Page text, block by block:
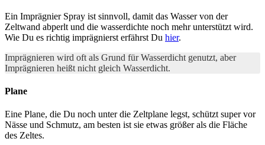
Ein Imprägnier Spray ist sinnvoll, damit das Wasser von der
Zeltwand abperlt und die wasserdichte noch mehr unterstützt wird.
Wie Du es richtig imprägnierst erfährst Du hier.
Imprägnieren wird oft als Grund für Wasserdicht genutzt, aber
Imprägnieren heißt nicht gleich Wasserdicht.
Plane
Eine Plane, die Du noch unter die Zeltplane legst, schützt super vor
Nässe und Schmutz, am besten ist sie etwas größer als die Fläche
des Zeltes.